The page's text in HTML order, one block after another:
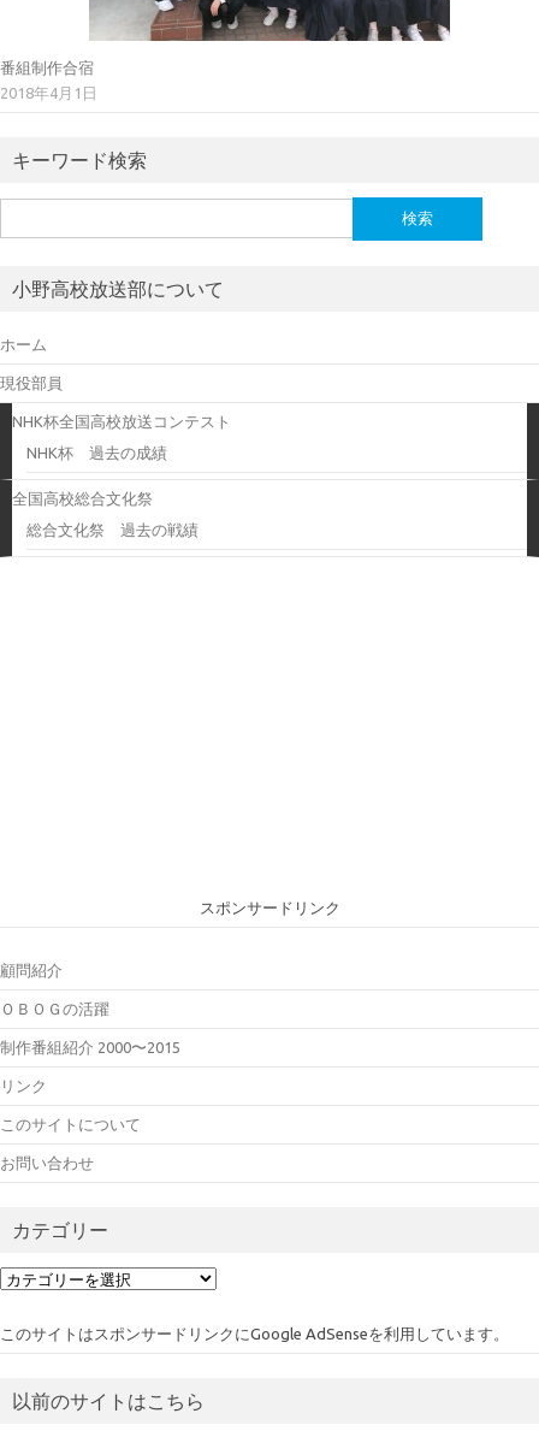
番組制作合宿
2018年4月1日
キーワード検索
索:
小野高校放送部について
ホーム
現役部員
NHK杯全国高校放送コンテスト
NHK杯 過去の成績
全国高校総合文化祭
総合文化祭 過去の戦績
スポンサードリンク
顧問紹介
ＯＢＯＧの活躍
制作番組紹介 2000〜2015
リンク
このサイトについて
お問い合わせ
カテゴリー
カ
リ
このサイトはスポンサードリンクにGoogle AdSenseを利用しています。
以前のサイトはこちら